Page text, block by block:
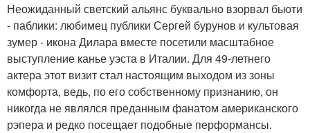
Неожиданный светский альянс буквально взорвал бьюти
- паблики: любимец публики Сергей бурунов и культовая
зумер - икона Дилара вместе посетили масштабное
выступление канье уэста в Италии. Для 49-летнего
актера этот визит стал настоящим выходом из зоны
комфорта, ведь, по его собственному признанию, он
никогда не являлся преданным фанатом американского
рэпера и редко посещает подобные перформансы.